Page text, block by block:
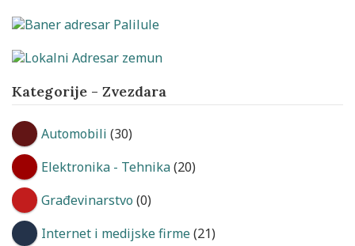
Kategorije - Zvezdara
Automobili (30)
Elektronika - Tehnika(20)
Građevinarstvo (0)
Internet i medijske firme(21)